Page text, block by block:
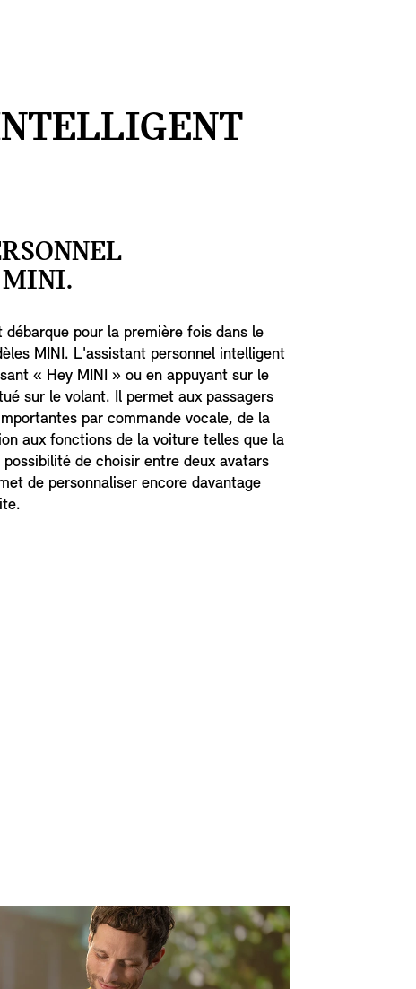
pour la première fois dans le
MINI. L'assistant personnel intelligent
« Hey MINI » ou en appuyant sur le
sur le volant. Il permet aux passagers
par commande vocale, de la
aux fonctions de la voiture telles que la
de choisir entre deux avatars
de personnaliser encore davantage